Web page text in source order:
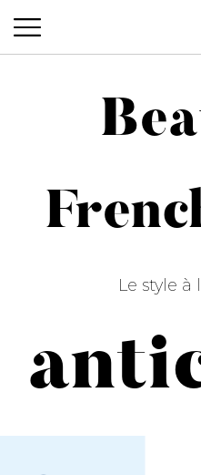
Le style à